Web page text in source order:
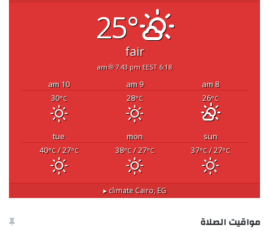
25°
fair
6:18 am
7:43 pm EEST
8 am
9 am
10 am
26°C
28°C
30°C
sun
mon
tue
37°C/ 27°C
38°C/ 27°C
40°C/ 27°C
Cairo, EG
climate ▸
مواقيت الصلاة